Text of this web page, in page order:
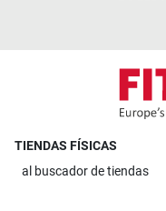
TIENDAS FÍSICAS
al buscador de tiendas